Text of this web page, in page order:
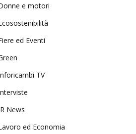
e motori
ed Eventi
TV
News
ed Economia